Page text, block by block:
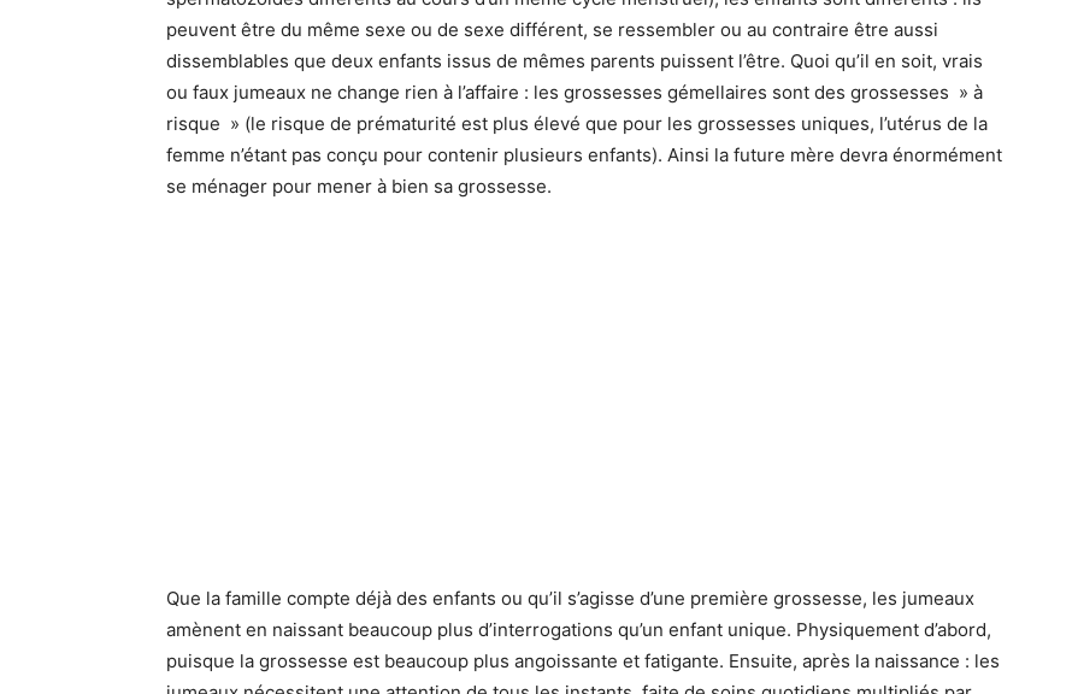
peuvent être du même sexe ou de sexe différent, se ressembler ou au contraire être aussi
dissemblables que deux enfants issus de mêmes parents puissent l’être. Quoi qu’il en soit, vrais
ou faux jumeaux ne change rien à l’affaire : les grossesses gémellaires sont des grossesses » à
risque » (le risque de prématurité est plus élevé que pour les grossesses uniques, l’utérus de la
femme n’étant pas conçu pour contenir plusieurs enfants). Ainsi la future mère devra énormément
se ménager pour mener à bien sa grossesse.
Que la famille compte déjà des enfants ou qu’il s’agisse d’une première grossesse, les jumeaux
amènent en naissant beaucoup plus d’interrogations qu’un enfant unique. Physiquement d’abord,
puisque la grossesse est beaucoup plus angoissante et fatigante. Ensuite, après la naissance : les